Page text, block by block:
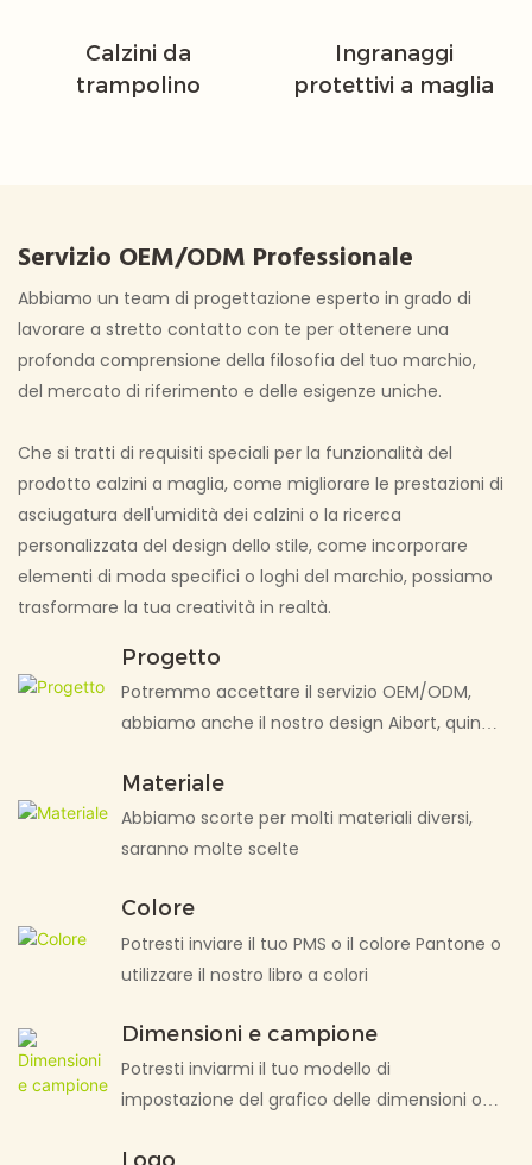
Calzini da
trampolino
Ingranaggi
protettivi a maglia
Servizio OEM/ODM Professionale
Abbiamo un team di progettazione esperto in grado di
lavorare a stretto contatto con te per ottenere una
profonda comprensione della filosofia del tuo marchio,
del mercato di riferimento e delle esigenze uniche.
Che si tratti di requisiti speciali per la funzionalità del
prodotto calzini a maglia, come migliorare le prestazioni di
asciugatura dell'umidità dei calzini o la ricerca
personalizzata del design dello stile, come incorporare
elementi di moda specifici o loghi del marchio, possiamo
trasformare la tua creatività in realtà.
Progetto
Potremmo accettare il servizio OEM/ODM,
abbiamo anche il nostro design Aibort, quindi
Materiale
Abbiamo scorte per molti materiali diversi,
saranno molte scelte
Colore
Potresti inviare il tuo PMS o il colore Pantone o
utilizzare il nostro libro a colori
Dimensioni e campione
Potresti inviarmi il tuo modello di
impostazione del grafico delle dimensioni o